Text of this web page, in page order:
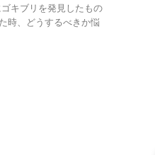
キブリを発見したもの
時、どうするべきか悩